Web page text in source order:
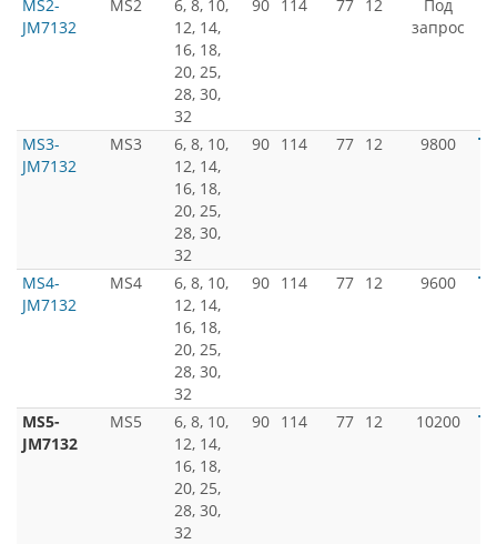
MS2-
JM7132
MS2
6, 8, 10,
12, 14,
16, 18,
20, 25,
28, 30,
32
90 114 77 12
Под
запрос
MS3-
JM7132
MS3
6, 8, 10,
12, 14,
16, 18,
20, 25,
28, 30,
32
90 114 77 12 9800
MS4-
JM7132
MS4
6, 8, 10,
12, 14,
16, 18,
20, 25,
28, 30,
32
90 114 77 12 9600
MS5-
JM7132
MS5
6, 8, 10,
12, 14,
16, 18,
20, 25,
28, 30,
32
90 114 77 12 10200